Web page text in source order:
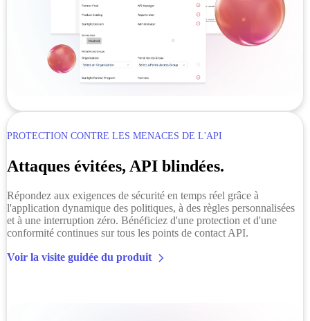
PROTECTION CONTRE LES MENACES DE L'API
Attaques évitées, API blindées.
Répondez aux exigences de sécurité en temps réel grâce à
l'application dynamique des politiques, à des règles personnalisées
et à une interruption zéro. Bénéficiez d'une protection et d'une
conformité continues sur tous les points de contact API.
Voir la visite guidée du produit